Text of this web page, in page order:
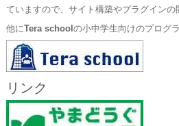
ていますので、サイト構築やプラグインの
他にTera school の小中学生向けのプログ
リンク